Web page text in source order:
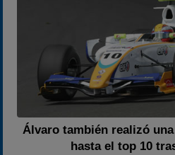
Álvaro también realizó
hasta el top 10